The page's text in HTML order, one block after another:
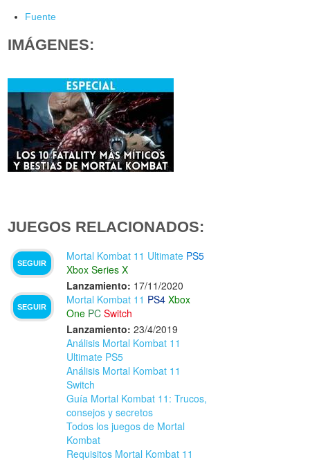
Fuente
IMÁGENES:
JUEGOS RELACIONADOS:
SEGUIR
Mortal Kombat 11 Ultimate PS5
Xbox Series X
Lanzamiento: 17/11/2020
SEGUIR
Mortal Kombat 11 PS4 Xbox
One PC Switch
Lanzamiento: 23/4/2019
Análisis Mortal Kombat 11
Ultimate PS5
Análisis Mortal Kombat 11
Switch
Guía Mortal Kombat 11: Trucos,
consejos y secretos
Todos los juegos de Mortal
Kombat
Requisitos Mortal Kombat 11